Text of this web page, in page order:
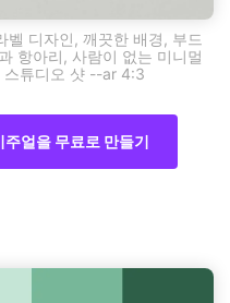
벨 디자인, 깨끗한 배경, 부드
항아리, 사람이 없는 미니멀
스튜디오 샷 --ar 4:3
얼을 무료로 만들기